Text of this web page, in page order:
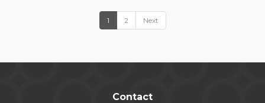
1 2 Next
Contact